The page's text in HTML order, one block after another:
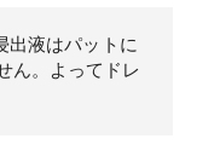
出液はパットに
ん。よってドレ